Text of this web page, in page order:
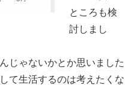
ところも検
討しまし
じゃないかとか思いました
て生活するのは考えたくな